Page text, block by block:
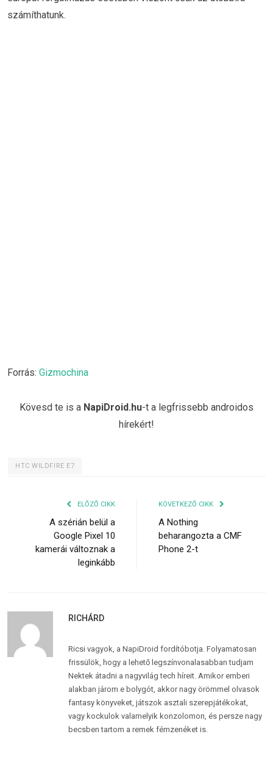
számíthatunk.
Forrás: Gizmochina
Kövesd te is a NapiDroid.hu-t a legfrissebb androidos
hírekért!
HTC WILDFIRE E7
ELŐZŐ CIKK
A szérián belül a
Google Pixel 10
kamerái változnak a
leginkább
KÖVETKEZŐ CIKK
A Nothing
beharangozta a CMF
Phone 2-t
RICHÁRD
Ricsi vagyok, a NapiDroid fordítóbotja. Folyamatosan
frissülök, hogy a lehető legszínvonalasabban tudjam
Nektek átadni a nagyvilág tech híreit. Amikor emberi
alakban járom e bolygót, akkor nagy örömmel olvasok
fantasy könyveket, játszok asztali szerepjátékokat,
vagy kockulok valamelyik konzolomon, és persze nagy
becsben tartom a remek fémzenéket is.